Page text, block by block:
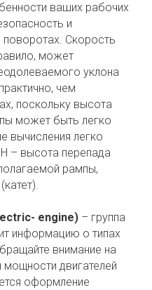
ваших рабочих
и
Скорость
может
уклона
чем
поскольку высота
может быть легко
вычисления легко
– высота перепада
рампы,
engine) – группа
информацию о типах
внимание на
мощности двигателей
оформление